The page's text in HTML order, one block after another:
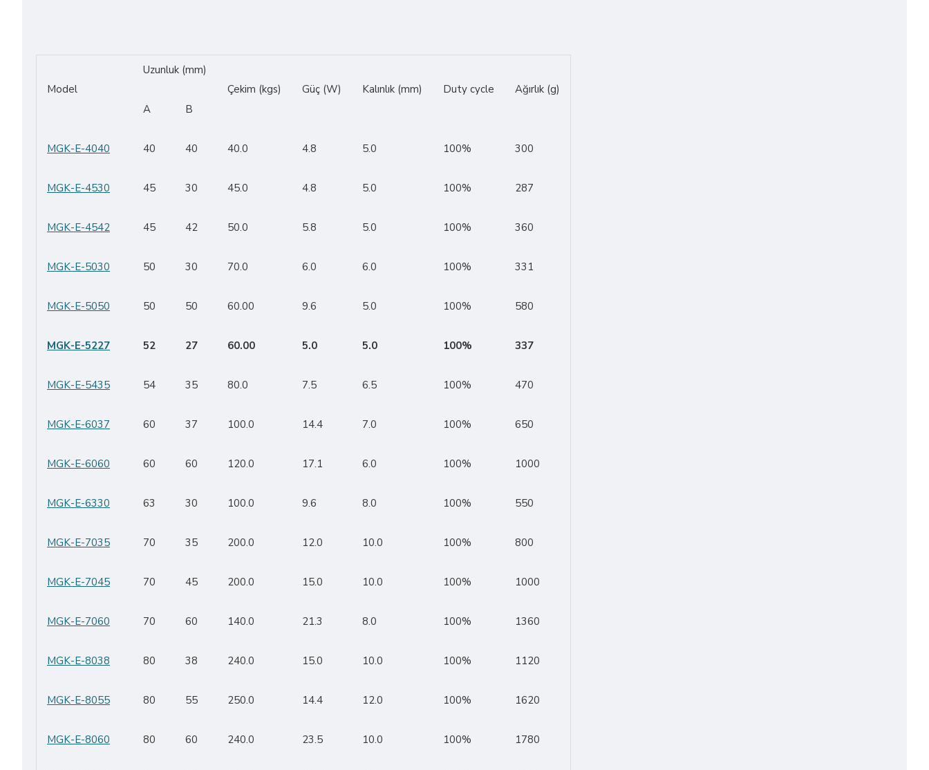
Model
Uzunluk (mm)
Çekim (kgs)
Güç (W) Kalınlık (mm) Duty cycle
Ağırlık (g)
A
B
MGK-E-4040 40 40 40.0 4.8 5.0 100% 300
MGK-E-4530 45 30 45.0 4.8 5.0 100% 287
MGK-E-4542 45 42 50.0 5.8 5.0 100% 360
MGK-E-5030 50 30 70.0 6.0 6.0 100% 331
MGK-E-5050 50 50 60.00 9.6 5.0 100% 580
MGK-E-5227 52 27 60.00 5.0 5.0 100% 337
MGK-E-5435 54 35 80.0 7.5 6.5 100% 470
MGK-E-6037 60 37 100.0 14.4 7.0 100% 650
MGK-E-6060 60 60 120.0 17.1 6.0 100% 1000
MGK-E-6330 63 30 100.0 9.6 8.0 100% 550
MGK-E-7035 70 35 200.0 12.0 10.0 100% 800
MGK-E-7045 70 45 200.0 15.0 10.0 100% 1000
MGK-E-7060 70 60 140.0 21.3 8.0 100% 1360
MGK-E-8038 80 38 240.0 15.0 10.0 100% 1120
MGK-E-8055 80 55 250.0 14.4 12.0 100% 1620
MGK-E-8060 80 60 240.0 23.5 10.0 100% 1780